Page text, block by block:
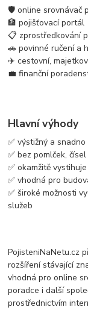
🛡️ online srovnávač
🏦 pojišťovací portál
📋 zprostředkování
🚗 povinné ručení a
✈️ cestovní,
💼 finanční
Hlavní výhody
✅ výstižný a
✅ bez pomlček,
✅ okamžitě
✅ vhodná pro
✅ široké možnosti
služeb
PojisteniNaNetu.cz
rozšíření stávající
vhodná pro online
poradce i další
prostřednictvím